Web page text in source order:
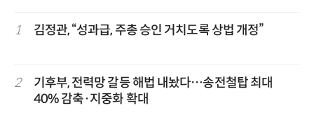
1 김정관, “성과급, 주총 승인 거치도록 상법 개정”
2
기후부, 전력망 갈등 해법 내놨다…송전철탑 최대
40% 감축·지중화 확대